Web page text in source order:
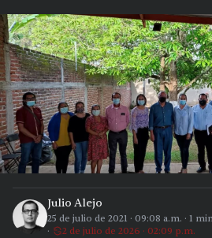
Julio Alejo
25 de julio de 2021 · 09:08 a.m. · 1
2 de julio de 2026 · 02:09 p.m.